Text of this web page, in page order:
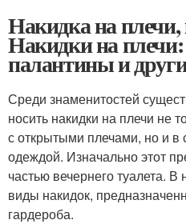
Накидка на плечи,
Накидки на
палантины и
Среди знаменитостей
носить накидки на плечи не
с открытыми плечами, но и в
одеждой. Изначально этот
частью вечернего туалета.
виды накидок,
гардероба.